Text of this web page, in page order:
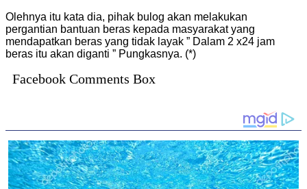
Olehnya itu kata dia, pihak bulog akan melakukan
pergantian bantuan beras kepada masyarakat yang
mendapatkan beras yang tidak layak ” Dalam 2 x24 jam
beras itu akan diganti ” Pungkasnya. (*)
Facebook Comments Box